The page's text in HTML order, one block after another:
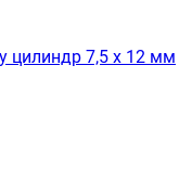
цилиндр 7,5 х 12 мм